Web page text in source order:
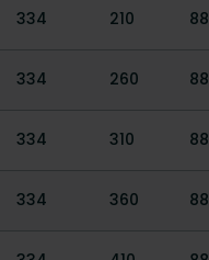
334 210
334 260
334 310
334 360